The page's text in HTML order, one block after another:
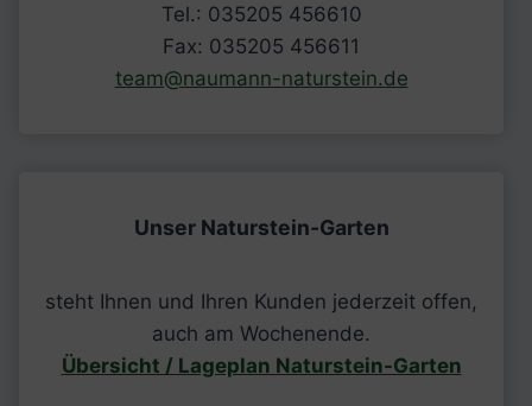
Tel.: 035205 456610
Fax: 035205 456611
team@naumann-naturstein.de
Unser Naturstein-Garten
steht Ihnen und Ihren Kunden jederzeit offen,
auch am Wochenende.
Übersicht / Lageplan Naturstein-Garten